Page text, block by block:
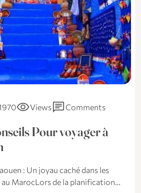
visibilityViewschat Comments
Pour voyager à
: Un joyau caché dans les
MarocLors de la planification…